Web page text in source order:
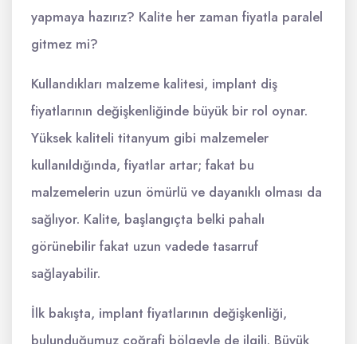
yapmaya hazırız? Kalite her zaman fiyatla paralel
gitmez mi?
Kullandıkları malzeme kalitesi, implant diş
fiyatlarının değişkenliğinde büyük bir rol oynar.
Yüksek kaliteli titanyum gibi malzemeler
kullanıldığında, fiyatlar artar; fakat bu
malzemelerin uzun ömürlü ve dayanıklı olması da
sağlıyor. Kalite, başlangıçta belki pahalı
görünebilir fakat uzun vadede tasarruf
sağlayabilir.
İlk bakışta, implant fiyatlarının değişkenliği,
bulunduğumuz coğrafi bölgeyle de ilgili. Büyük